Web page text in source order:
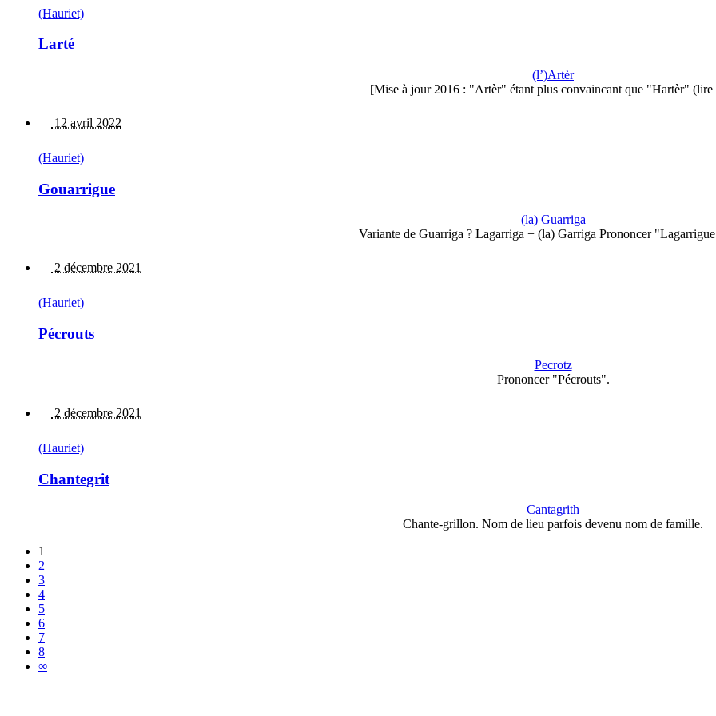
(Hauriet)
Larté
(l’)Artèr
[Mise à jour 2016 : "Artèr" étant plus convaincant que "Hartèr"
12 avril 2022
(Hauriet)
Gouarrigue
(la) Guarriga
Variante de Guarriga ? Lagarriga + (la) Garriga Prononcer
2 décembre 2021
(Hauriet)
Pécrouts
Pecrotz
Prononcer "Pécrouts".
2 décembre 2021
(Hauriet)
Chantegrit
Cantagrith
Chante-grillon. Nom de lieu parfois devenu nom de famille.
1
2
3
4
5
6
7
8
∞